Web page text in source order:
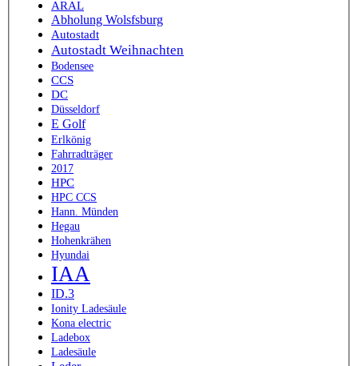
ARAL
Abholung Wolsfsburg
Autostadt
Autostadt Weihnachten
Bodensee
CCS
DC
Düsseldorf
E Golf
Erlkönig
Fahrradträger
2017
HPC
HPC CCS
Hann. Münden
Hegau
Hohenkrähen
Hyundai
IAA
ID.3
Ionity Ladesäule
Kona electric
Ladebox
Ladesäule